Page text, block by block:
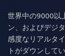
世界中の9000以
ン、およびデジ
感度なリアルタ
トがダウンして